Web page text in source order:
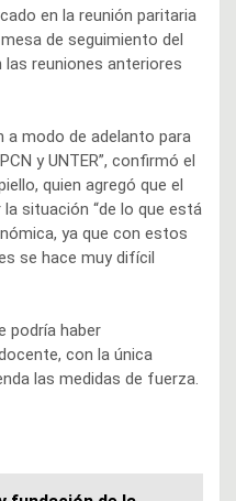
en la reunión paritaria
de seguimiento del
reuniones anteriores
a modo de adelanto para
y UNTER”, confirmó el
quien agregó que el
situación “de lo que está
ya que con estos
se hace muy difícil
podría haber
con la única
las medidas de fuerza.